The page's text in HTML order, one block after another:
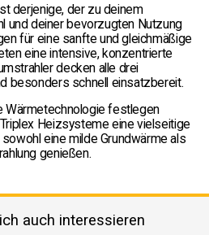
derjenige, der zu deinem
und deiner bevorzugten Nutzung
für eine sanfte und gleichmäßige
eine intensive, konzentrierte
decken alle drei
besonders schnell einsatzbereit.
Wärmetechnologie festlegen
Heizsysteme eine vielseitige
eine milde Grundwärme als
genießen.
auch interessieren